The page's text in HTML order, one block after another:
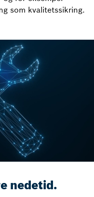
som kvalitetssikring.
nedetid.